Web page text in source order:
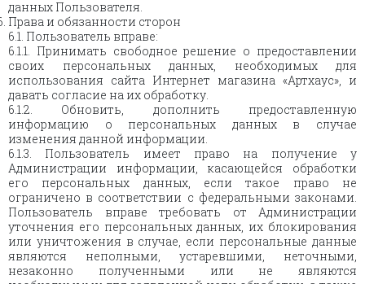
данных Пользователя.
Права и обязанности сторон
6.1. Пользователь вправе:
6.1.1. Принимать свободное решение о предоставлении
своих персональных данных, необходимых для
использования сайта Интернет магазина «Артхаус», и
давать согласие на их обработку.
6.1.2. Обновить, дополнить предоставленную
информацию о персональных данных в случае
изменения данной информации.
6.1.3. Пользователь имеет право на получение у
Администрации информации, касающейся обработки
его персональных данных, если такое право не
ограничено в соответствии с федеральными законами.
Пользователь вправе требовать от Администрации
уточнения его персональных данных, их блокирования
или уничтожения в случае, если персональные данные
являются неполными, устаревшими, неточными,
незаконно полученными или не являются